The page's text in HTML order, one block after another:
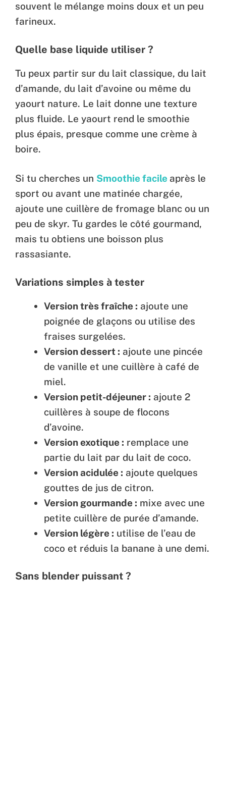
souvent le mélange moins doux et un peu
farineux.
Quelle base liquide utiliser ?
Tu peux partir sur du lait classique, du lait
d’amande, du lait d’avoine ou même du
yaourt nature. Le lait donne une texture
plus fluide. Le yaourt rend le smoothie
plus épais, presque comme une crème à
boire.
Si tu cherches un Smoothie facile après le
sport ou avant une matinée chargée,
ajoute une cuillère de fromage blanc ou un
peu de skyr. Tu gardes le côté gourmand,
mais tu obtiens une boisson plus
rassasiante.
Variations simples à tester
Version très fraîche : ajoute une
poignée de glaçons ou utilise des
fraises surgelées.
Version dessert : ajoute une pincée
de vanille et une cuillère à café de
miel.
Version petit-déjeuner : ajoute 2
cuillères à soupe de flocons
d’avoine.
Version exotique : remplace une
partie du lait par du lait de coco.
Version acidulée : ajoute quelques
gouttes de jus de citron.
Version gourmande : mixe avec une
petite cuillère de purée d’amande.
Version légère : utilise de l’eau de
coco et réduis la banane à une demi.
Sans blender puissant ?